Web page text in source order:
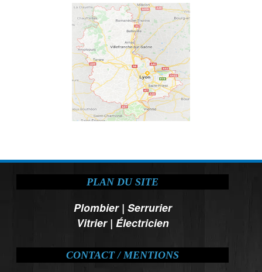
PLAN DU SITE
Plombier| Serrurier
Vitrier| Électricien
CONTACT / MENTIONS